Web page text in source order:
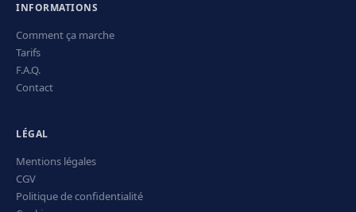
INFORMATIONS
Comment ça marche
Tarifs
F.A.Q.
Contact
LÉGAL
Mentions légales
CGV
Politique de confidentialité